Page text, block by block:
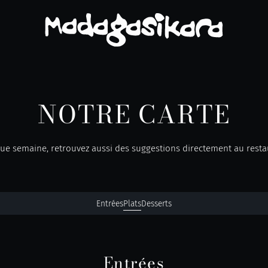
NOTRE CARTE
semaine, retrouvez aussi des suggestions directement au
EntréesPlatsDesserts
Entrées